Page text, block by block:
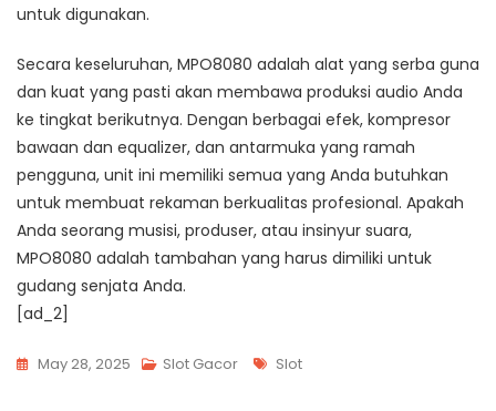
untuk digunakan.
Secara keseluruhan, MPO8080 adalah alat yang serba guna
dan kuat yang pasti akan membawa produksi audio Anda
ke tingkat berikutnya. Dengan berbagai efek, kompresor
bawaan dan equalizer, dan antarmuka yang ramah
pengguna, unit ini memiliki semua yang Anda butuhkan
untuk membuat rekaman berkualitas profesional. Apakah
Anda seorang musisi, produser, atau insinyur suara,
MPO8080 adalah tambahan yang harus dimiliki untuk
gudang senjata Anda.
[ad_2]
May 28, 2025 Slot Gacor Tags
Slot